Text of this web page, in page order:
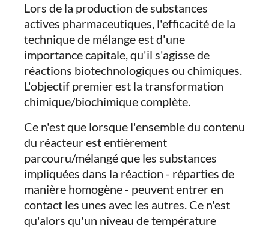
Lors de la production de substances
actives pharmaceutiques, l'efficacité de la
technique de mélange est d'une
importance capitale, qu'il s'agisse de
réactions biotechnologiques ou chimiques.
L'objectif premier est la transformation
chimique/biochimique complète.
Ce n'est que lorsque l'ensemble du contenu
du réacteur est entièrement
parcouru/mélangé que les substances
impliquées dans la réaction - réparties de
manière homogène - peuvent entrer en
contact les unes avec les autres. Ce n'est
qu'alors qu'un niveau de température